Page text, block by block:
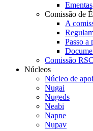
Ementas
Comissão de
A
Passo a
Comissão
Núcleos
Núcleo de
Nugai
Nugeds
Neabi
Napne
Nupav